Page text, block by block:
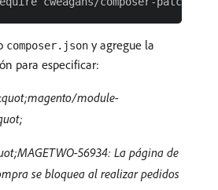
composer.json y agregue la
para especificar:
module-
56934: La página de
se bloquea al realizar pedidos